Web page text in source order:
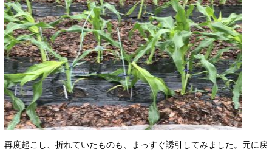
再度起こし、折れていたものも、まっすぐ誘引してみました。元に戻